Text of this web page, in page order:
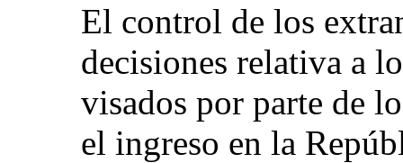
El control de los
decisiones relativa a
visados por parte de
el ingreso en la